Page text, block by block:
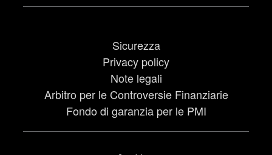
Sicurezza
Privacy policy
Note legali
Arbitro per le Controversie Finanziarie
Fondo di garanzia per le PMI